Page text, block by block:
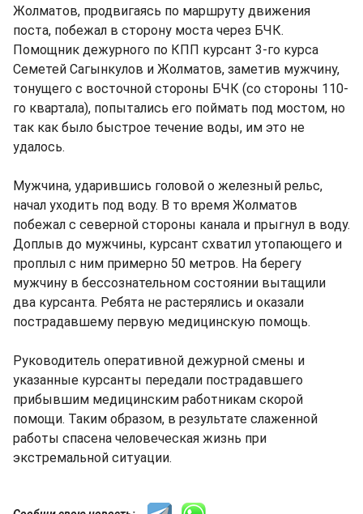
Жолматов, продвигаясь по маршруту движения
поста, побежал в сторону моста через БЧК.
Помощник дежурного по КПП курсант 3-го курса
Семетей Сагынкулов и Жолматов, заметив мужчину,
тонущего с восточной стороны БЧК (со стороны 110-
го квартала), попытались его поймать под мостом, но
так как было быстрое течение воды, им это не
удалось.
Мужчина, ударившись головой о железный рельс,
начал уходить под воду. В то время Жолматов
побежал с северной стороны канала и прыгнул в воду.
Доплыв до мужчины, курсант схватил утопающего и
проплыл с ним примерно 50 метров. На берегу
мужчину в бессознательном состоянии вытащили
два курсанта. Ребята не растерялись и оказали
пострадавшему первую медицинскую помощь.
Руководитель оперативной дежурной смены и
указанные курсанты передали пострадавшего
прибывшим медицинским работникам скорой
помощи. Таким образом, в результате слаженной
работы спасена человеческая жизнь при
экстремальной ситуации.